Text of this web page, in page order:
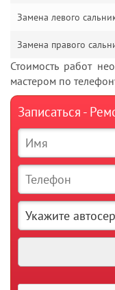
Замена левого
Замена правого
Стоимость работ
мастером по
Записаться -